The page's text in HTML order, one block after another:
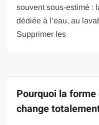
souvent sous-estimé :
dédiée à l’eau, au
Supprimer les
Pourquoi la
change